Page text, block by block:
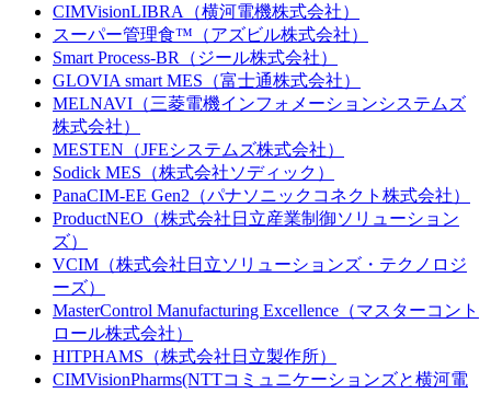
CIMVisionLIBRA（横河電機株式会社）
スーパー管理食™（アズビル株式会社）
Smart Process-BR（ジール株式会社）
GLOVIA smart MES（富士通株式会社）
MELNAVI（三菱電機インフォメーションシステムズ
株式会社）
MESTEN（JFEシステムズ株式会社）
Sodick MES（株式会社ソディック）
PanaCIM-EE Gen2（パナソニックコネクト株式会社）
ProductNEO（株式会社日立産業制御ソリューション
ズ）
VCIM（株式会社日立ソリューションズ・テクノロジ
ーズ）
MasterControl Manufacturing Excellence（マスターコント
ロール株式会社）
HITPHAMS（株式会社日立製作所）
CIMVisionPharms(NTTコミュニケーションズと横河電